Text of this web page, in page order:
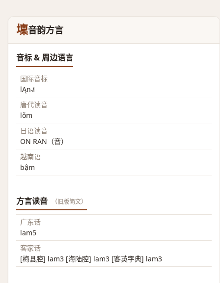
壈音韵方言
音标 & 周边语言
国际音标
lĄn˨˩˦
唐代读音
lǒm
日语读音
ON RAN（音）
越南语
bậm
方言读音 （旧版简文）
广东话
lam5
客家话
[梅县腔] lam3 [海陆腔] lam3 [客英字典] lam3